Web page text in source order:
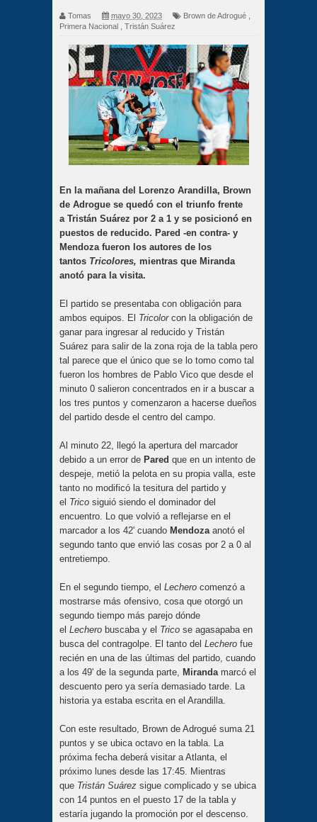
Tomas mayo 30, 2023 Brown de Adrogué
Primera Nacional
Tristán Suárez
En la mañana del Lorenzo Arandilla, Brown
de Adrogue se quedó con el triunfo frente
a Tristán Suárez por 2 a 1 y se posicionó en
puestos de reducido. Pared -en contra- y
Mendoza fueron los autores de los
tantos Tricolores, mientras que Miranda
anotó para la visita.
El partido se presentaba con obligación para
ambos equipos. El Tricolorcon la obligación de
ganar para ingresar al reducido y Tristán
Suárez para salir de la zona roja de la tabla pero
tal parece que el único que se lo tomo como tal
fueron los hombres de Pablo Vico que desde el
minuto 0 salieron concentrados en ir a buscar a
los tres puntos y comenzaron a hacerse dueños
del partido desde el centro del campo.
Al minuto 22, llegó la apertura del marcador
debido a un error de Pared que en un intento de
despeje, metió la pelota en su propia valla, este
tanto no modificó la tesitura del partido y
el Trico siguió siendo el dominador del
encuentro. Lo que volvió a reflejarse en el
marcador a los 42' cuando Mendozaanotó el
segundo tanto que envió las cosas por 2 a 0 al
entretiempo.
En el segundo tiempo, el Lechero comenzó a
mostrarse más ofensivo, cosa que otorgó un
segundo tiempo más parejo dónde
el Lechero buscaba y el Trico se agasapaba en
busca del contragolpe. El tanto del Lechero fue
recién en una de las últimas del partido, cuando
a los 49' de la segunda parte, Mirandamarcó el
descuento pero ya sería demasiado tarde. La
historia ya estaba escrita en el Arandilla.
Con este resultado, Brown de Adrogué suma 21
puntos y se ubica octavo en la tabla. La
próxima fecha deberá visitar a Atlanta, el
próximo lunes desde las 17:45. Mientras
que Tristán Suárez sigue complicado y se ubica
con 14 puntos en el puesto 17 de la tabla y
estaría jugando la promoción por el descenso.